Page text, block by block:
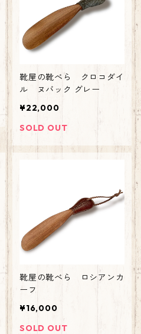
靴屋の靴べら クロコダイ
ル ヌバック グレー
¥22,000
SOLD OUT
靴屋の靴べら ロシアンカ
ーフ
¥16,000
SOLD OUT